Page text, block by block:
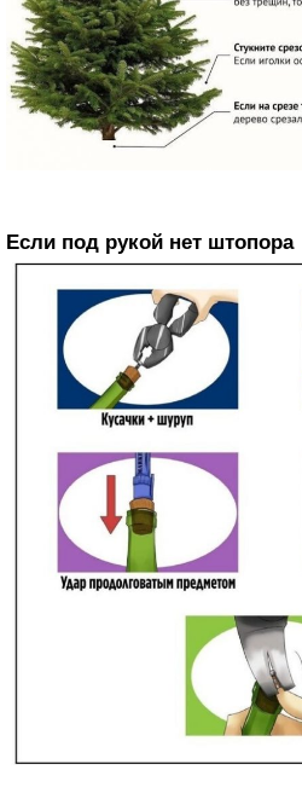
Если под рукой нет штопора